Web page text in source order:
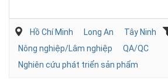
Hồ Chí Minh Long An
Tây Ninh
Nông nghiệp/Lâm nghiệp
QA/QC
Nghiên cứu phát triển sản phẩm